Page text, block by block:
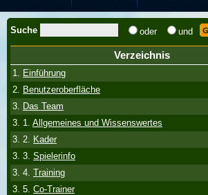
Suche oder und
Verzeichnis
1. Einführung
2. Benutzeroberfläche
3. Das Team
3. 1. Allgemeines und Wissenswertes
3. 2. Kader
3. 3. Spielerinfo
3. 4. Training
3. 5. Co-Trainer